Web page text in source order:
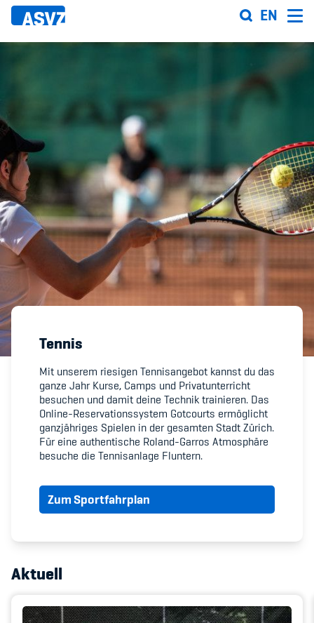
Direkt
zum
EN
Sportfahrplan
Sportarten
Sportanlagen
Events
ASVZ@home
Member's Manual / FAQ
Fairplay
Teilnahmeberechtigung
Academy
Blog
Diversität & Inklusion
Infomails
Tennis
Mit unserem riesigen Tennisangebot kannst du das
ganze Jahr Kurse, Camps und Privatunterricht
besuchen und damit deine Technik trainieren. Das
Online-Reservationssystem Gotcourts ermöglicht
ganzjähriges Spielen in der gesamten Stadt Zürich.
Für eine authentische Roland-Garros Atmosphäre
besuche die Tennisanlage Fluntern.
Zum Sportfahrplan
Aktuell